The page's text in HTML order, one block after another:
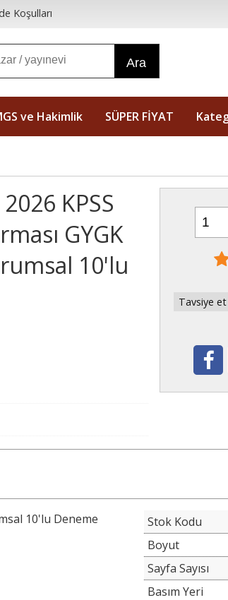
Koşulları
Ara
ve Hakimlik SÜPER FİYAT
KPSS
GYGK
10'lu
Tavsiye et
10'lu Deneme
Stok Kodu
Boyut
Sayfa Sayısı
Basım Yeri